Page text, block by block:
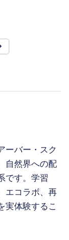
ーバー・スク
自然界への配
です。学習
エコラボ、再
実体験するこ
が生態学、